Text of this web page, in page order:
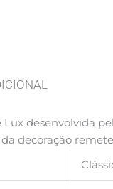
Lux desenvolvida
decoração